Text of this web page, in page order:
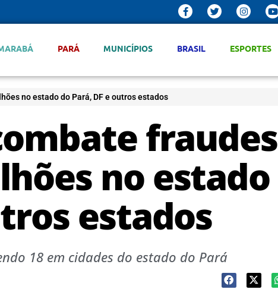
PARÁ MUNICÍPIOS BRASIL ESPORTES
no estado do Pará, DF e outros estados
fraudes
no estado
estados
18 em cidades do estado do Pará